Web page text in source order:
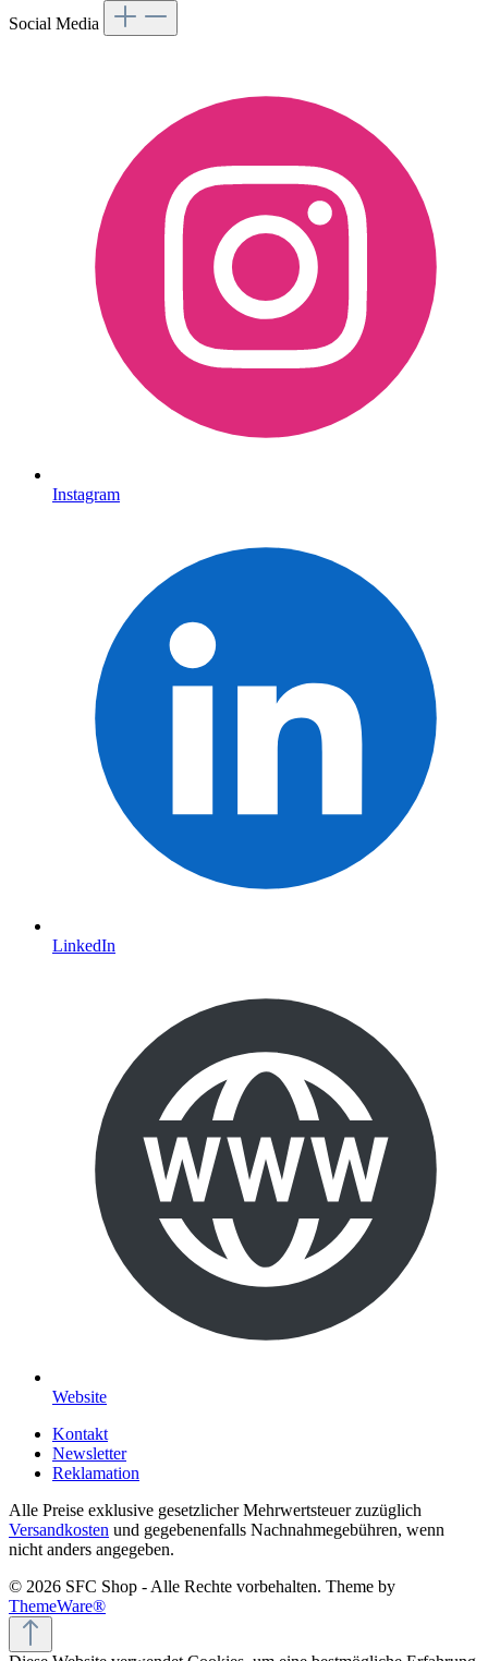
Social Media
Instagram
LinkedIn
Website
Kontakt
Newsletter
Reklamation
Alle Preise exklusive gesetzlicher Mehrwertsteuer zuzüglich
Versandkosten und gegebenenfalls Nachnahmegebühren, wenn
nicht anders angegeben.
© 2026 SFC Shop - Alle Rechte vorbehalten. Theme by
ThemeWare®